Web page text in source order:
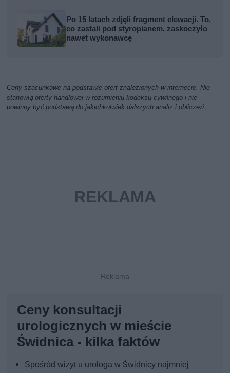
Po 15 latach zdjęli fragment elewacji. To,
co zastali pod styropianem, zaskoczyło
nawet wykonawcę
Ceny szacunkowe na podstawie ofert znalezionych w internecie. Nie
stanowią oferty handlowej w rozumieniu kodeksu cywilnego i nie
powinny być podstawą do jakichkolwiek dalszych analiz i obliczeń
Ceny konsultacji
urologicznych w mieście
Świdnica - kilka faktów
Spośród wizyt u urologa w Świdnicy najmniej